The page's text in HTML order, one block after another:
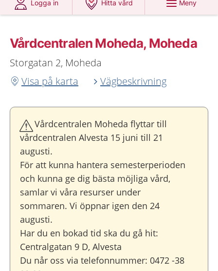
Logga in
Hitta vård
Meny
Vårdcentralen Moheda, Moheda
Storgatan 2, Moheda
Visa på karta
Vägbeskrivning
Vårdcentralen Moheda flyttar till
vårdcentralen Alvesta 15 juni till 21
augusti.
För att kunna hantera semesterperioden
och kunna ge dig bästa möjliga vård,
samlar vi våra resurser under
sommaren. Vi öppnar igen den 24
augusti.
Har du en bokad tid ska du gå hit:
Centralgatan 9 D, Alvesta
Du når oss via telefonnummer: 0472 -38